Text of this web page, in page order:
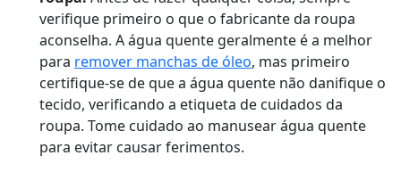
verifique primeiro o que o fabricante da roupa
aconselha. A água quente geralmente é a melhor
para remover manchas de óleo, mas primeiro
certifique-se de que a água quente não danifique o
tecido, verificando a etiqueta de cuidados da
roupa. Tome cuidado ao manusear água quente
para evitar causar ferimentos.